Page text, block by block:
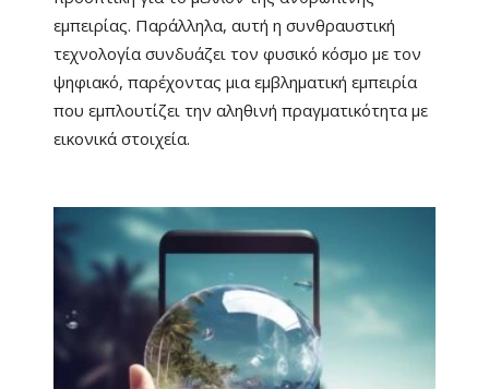
εμπειρίας. Παράλληλα, αυτή η συνθραυστική
τεχνολογία συνδυάζει τον φυσικό κόσμο με τον
ψηφιακό, παρέχοντας μια εμβληματική εμπειρία
που εμπλουτίζει την αληθινή πραγματικότητα με
εικονικά στοιχεία.